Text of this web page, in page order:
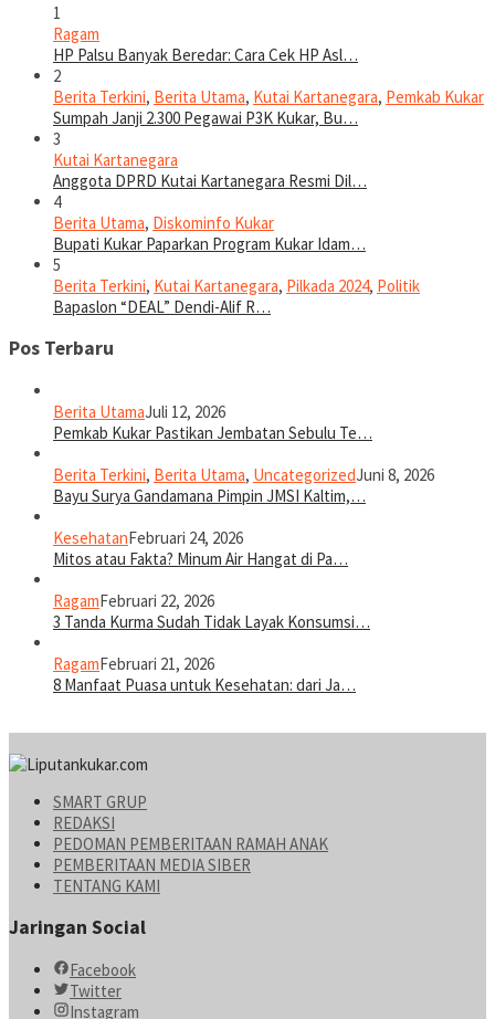
1
Ragam
HP Palsu Banyak Beredar: Cara Cek HP Asl…
2
Berita Terkini, Berita Utama, Kutai Kartanegara, Pemkab Kukar
Sumpah Janji 2.300 Pegawai P3K Kukar, Bu…
3
Kutai Kartanegara
Anggota DPRD Kutai Kartanegara Resmi Dil…
4
Berita Utama, Diskominfo Kukar
Bupati Kukar Paparkan Program Kukar Idam…
5
Berita Terkini, Kutai Kartanegara, Pilkada 2024, Politik
Bapaslon “DEAL” Dendi-Alif R…
Pos Terbaru
Berita UtamaJuli 12, 2026
Pemkab Kukar Pastikan Jembatan Sebulu Te…
Berita Terkini, Berita Utama, UncategorizedJuni 8, 2026
Bayu Surya Gandamana Pimpin JMSI Kaltim,…
KesehatanFebruari 24, 2026
Mitos atau Fakta? Minum Air Hangat di Pa…
RagamFebruari 22, 2026
3 Tanda Kurma Sudah Tidak Layak Konsumsi…
RagamFebruari 21, 2026
8 Manfaat Puasa untuk Kesehatan: dari Ja…
SMART GRUP
REDAKSI
PEDOMAN PEMBERITAAN RAMAH ANAK
PEMBERITAAN MEDIA SIBER
TENTANG KAMI
Jaringan Social
Facebook
Twitter
Instagram